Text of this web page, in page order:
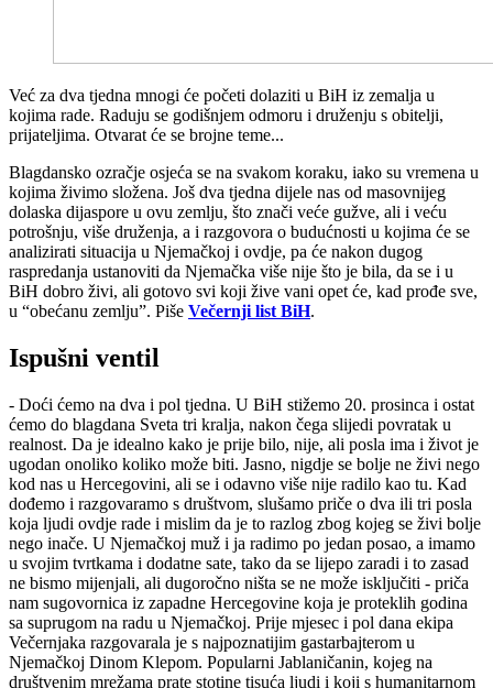
Već za dva tjedna mnogi će početi dolaziti u BiH iz zemalja u
kojima rade. Raduju se godišnjem odmoru i druženju s obitelji,
prijateljima. Otvarat će se brojne teme...
Blagdansko ozračje osjeća se na svakom koraku, iako su vremena u
kojima živimo složena. Još dva tjedna dijele nas od masovnijeg
dolaska dijaspore u ovu zemlju, što znači veće gužve, ali i veću
potrošnju, više druženja, a i razgovora o budućnosti u kojima će se
analizirati situacija u Njemačkoj i ovdje, pa će nakon dugog
raspredanja ustanoviti da Njemačka više nije što je bila, da se i u
BiH dobro živi, ali gotovo svi koji žive vani opet će, kad prođe sve,
u “obećanu zemlju”. Piše Večernji list BiH.
Ispušni ventil
- Doći ćemo na dva i pol tjedna. U BiH stižemo 20. prosinca i ostat
ćemo do blagdana Sveta tri kralja, nakon čega slijedi povratak u
realnost. Da je idealno kako je prije bilo, nije, ali posla ima i život je
ugodan onoliko koliko može biti. Jasno, nigdje se bolje ne živi nego
kod nas u Hercegovini, ali se i odavno više nije radilo kao tu. Kad
dođemo i razgovaramo s društvom, slušamo priče o dva ili tri posla
koja ljudi ovdje rade i mislim da je to razlog zbog kojeg se živi bolje
nego inače. U Njemačkoj muž i ja radimo po jedan posao, a imamo
u svojim tvrtkama i dodatne sate, tako da se lijepo zaradi i to zasad
ne bismo mijenjali, ali dugoročno ništa se ne može isključiti - priča
nam sugovornica iz zapadne Hercegovine koja je proteklih godina
sa suprugom na radu u Njemačkoj. Prije mjesec i pol dana ekipa
Večernjaka razgovarala je s najpoznatijim gastarbajterom u
Njemačkoj Dinom Klepom. Popularni Jablaničanin, kojeg na
društvenim mrežama prate stotine tisuća ljudi i koji s humanitarnom